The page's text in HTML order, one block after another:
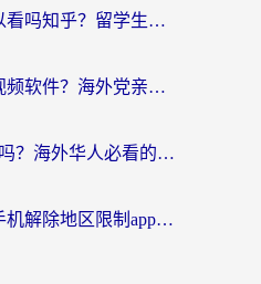
央视影音在海外可以看吗知乎？留学生亲测：3步解决地域限制+追剧自由
在国外怎么看咪咕视频软件？海外党亲测有效的回国加速方案
12123在国外能登录吗？海外华人必看的回国加速实用指南
海外党追剧必备：手机解除地区限制app怎么选？解决央视视频&国内剧地区限制全指南